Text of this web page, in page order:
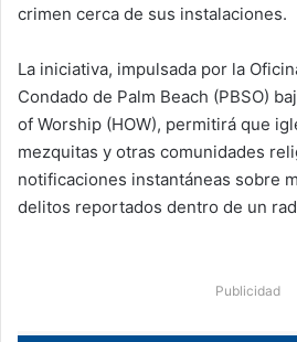
crimen cerca de sus instalaciones.
La iniciativa, impulsada por la
Condado de Palm Beach (PBSO)
of Worship (HOW), permitirá que
mezquitas y otras comunidades
notificaciones instantáneas sobre
delitos reportados dentro de un
Publicidad